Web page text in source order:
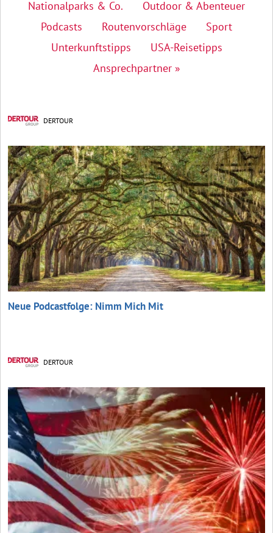
Nationalparks & Co.
Outdoor & Abenteuer
Podcasts
Routenvorschläge
Sport
Unterkunftstipps
USA-Reisetipps
Ansprechpartner »
DERTOUR
Neue Podcastfolge: Nimm Mich Mit
DERTOUR